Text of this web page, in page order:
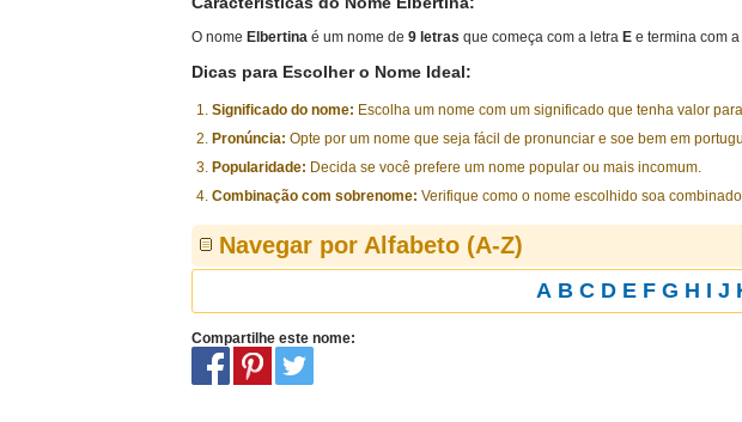
O nome Elbertina é um nome de 9 letras que começa com a letra E e termina com
Dicas para Escolher o Nome Ideal:
Significado do nome: Escolha um nome com um significado que tenha valor
Pronúncia: Opte por um nome que seja fácil de pronunciar e soe bem em
Popularidade: Decida se você prefere um nome popular ou mais incomum.
Combinação com sobrenome: Verifique como o nome escolhido soa
Navegar por Alfabeto (A-Z)
A B C D E F G H I J
Compartilhe este nome: